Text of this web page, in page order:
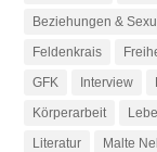
Beziehungen &
Feldenkrais
GFK
Interview
Körperarbeit
Literatur
Malte